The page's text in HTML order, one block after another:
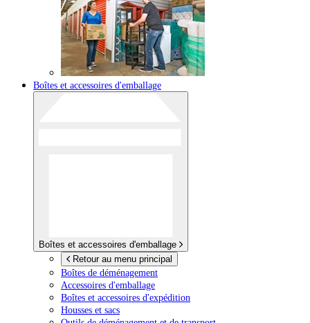
Boîtes et accessoires d'emballage
Boîtes et accessoires d'emballage
Retour au menu principal
Boîtes de déménagement
Accessoires d'emballage
Boîtes et accessoires d'expédition
Housses et sacs